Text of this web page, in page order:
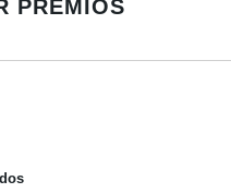
PREMIOS